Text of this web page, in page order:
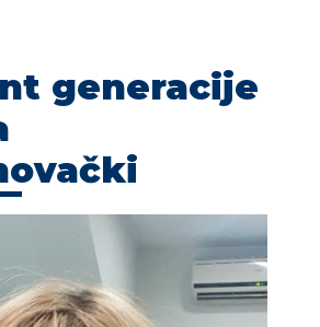
generacije